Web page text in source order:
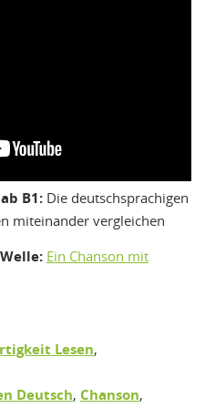
B1: Die deutschsprachigen
miteinander vergleichen
Ein Chanson mit
Lesen,
Deutsch, Chanson,